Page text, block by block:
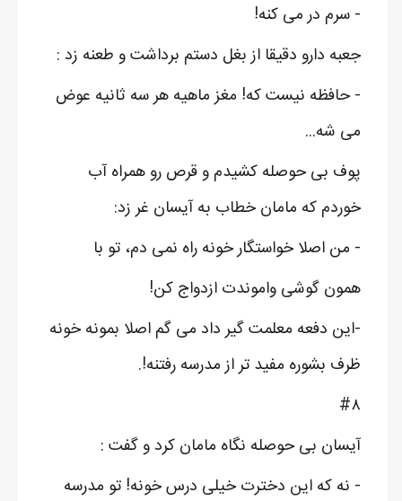
- سرم در می کنه!
جعبه دارو دقیقا از بغل دستم برداشت و طعنه زد :
- حافظه نیست که! مغز ماهیه هر سه ثانیه عوض
می شه...
پوف بی حوصله کشیدم و قرص رو همراه آب
خوردم که مامان خطاب به آیسان غر زد:
- من اصلا خواستگار خونه راه نمی دم، تو با
همون گوشی واموندت ازدواج کن!
-این دفعه معلمت گیر داد می گم اصلا بمونه خونه
ظرف بشوره مفید تر از مدرسه رفتنه!.
#۸
آیسان بی حوصله نگاه مامان کرد و گفت :
- نه که این دخترت خیلی درس خونه! تو مدرسه